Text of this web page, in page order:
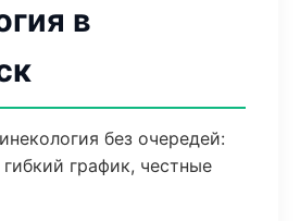
в
без очередей:
график, честные